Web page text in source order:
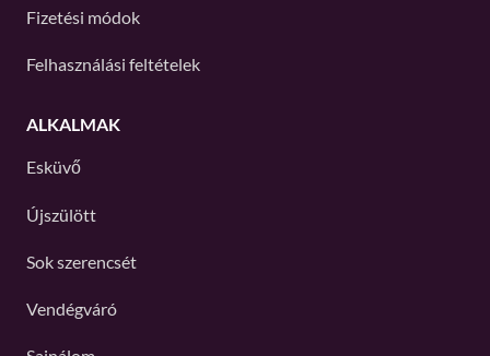
Fizetési módok
Felhasználási feltételek
ALKALMAK
Esküvő
Újszülött
Sok szerencsét
Vendégváró